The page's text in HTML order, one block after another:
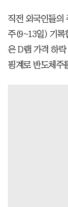
직전 외국인들의
주(9~13일) 기록
은 D램 가격 하
핑계로 반도체주